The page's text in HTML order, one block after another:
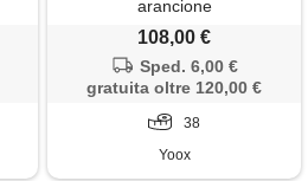
arancione
108,00 €
Sped. 6,00 €
gratuita oltre 120,00 €
38
Yoox